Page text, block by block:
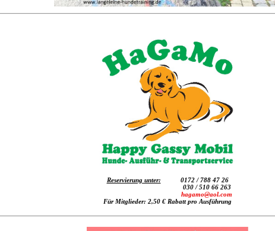
Reservierung unter:
0172 / 788 47 26
030 / 510 66 263
hagamo@aol.com
Für Mitglieder: 2,50 € Rabatt pro Ausführung